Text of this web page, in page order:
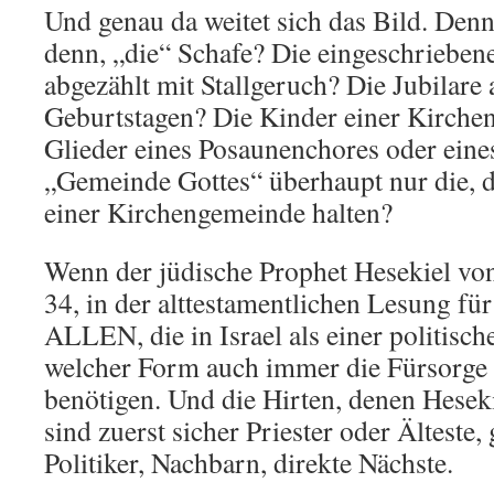
Und genau da weitet sich das Bild.
denn, „die“ Schafe? Die
abgezählt mit Stallgeruch? Die Jubilare
Geburtstagen? Die Kinder einer
Glieder eines Posaunenchores oder
„Gemeinde Gottes“ überhaupt nur die,
einer Kirchengemeinde halten?
Wenn der jüdische Prophet Hesekiel
34, in der alttestamentlichen Lesung
ALLEN, die in Israel als einer
welcher Form auch immer die
benötigen. Und die Hirten, denen
sind zuerst sicher Priester oder Älteste,
Politiker, Nachbarn, direkte Nächste.